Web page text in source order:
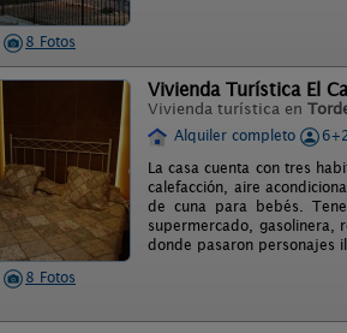
8 Fotos
8 Fotos
Vivienda Turística El
Vivienda turística en
Alquiler completo
La casa cuenta con tres
calefacción, aire
de cuna para bebés.
supermercado, gasolinera,
donde pasaron personajes